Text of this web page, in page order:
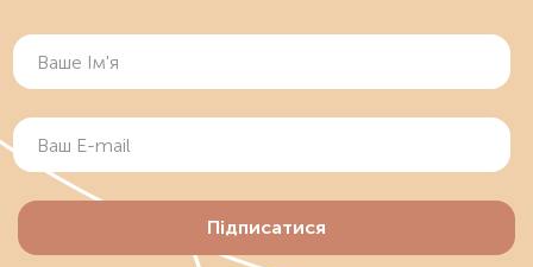
Підписатися